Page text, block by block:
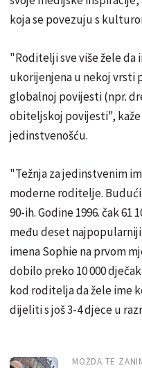
koja se povezuju s
"Roditelji sve više žele da
ukorijenjena u nekoj vrsti
globalnoj povijesti (npr.
obiteljskoj povijesti", kaže
jedinstvenošću.
"Težnja za jedinstvenim
moderne roditelje.
90-ih. Godine 1996. čak
među deset
imena Sophie na prvom
dobilo preko 10 000
kod roditelja da žele ime
dijeliti s još 3-4 djece u
MOŽDA TE